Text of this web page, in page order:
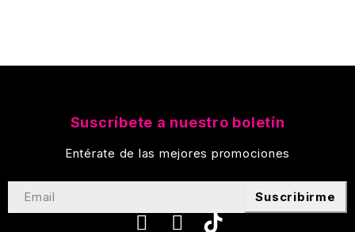
Suscríbete a nuestro boletín
Entérate de las mejores promociones
Suscribirme